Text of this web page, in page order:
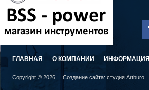
ГЛАВНАЯ О КОМПАНИИ ИНФОРМАЦИЯ
Copyright © 2026 . Создание сайта: студия Artburo